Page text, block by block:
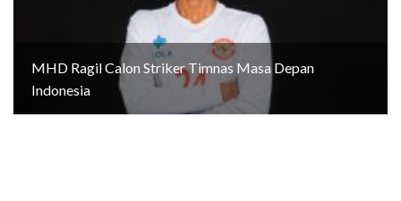
MHD Ragil Calon Striker Timnas Masa Depan
Indonesia